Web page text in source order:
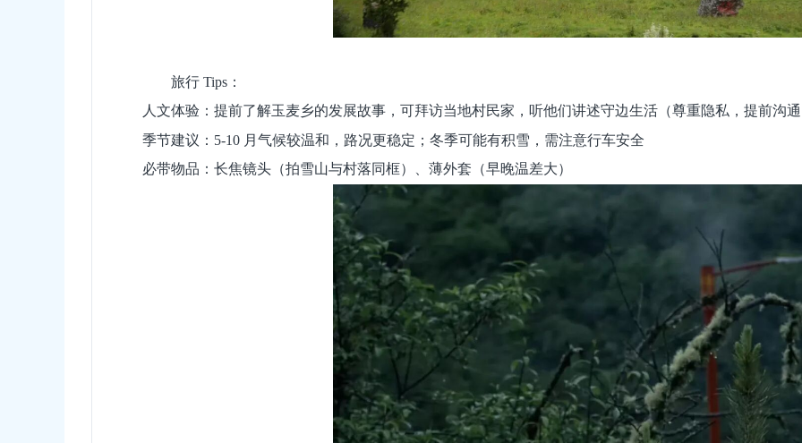
旅行 Tips：
人文体验：提前了解玉麦乡的发展故事，可拜访当地村民家，听他们讲述守边生活（尊重隐私，提前沟
季节建议：5-10 月气候较温和，路况更稳定；冬季可能有积雪，需注意行车安全
必带物品：长焦镜头（拍雪山与村落同框）、薄外套（早晚温差大）